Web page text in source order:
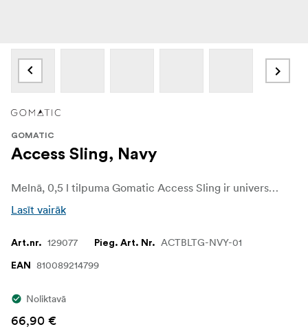
GOMATIC
Access Sling, Navy
Melnā, 0,5 l tilpuma Gomatic Access Sling ir universāls ikdienas sabiedrotais, ko var nēsāt ap vidukli vai pārmest pār plecu. Galvenajā nodalījumā ir tīklveida kabatas organizēšanai, kā arī vieta tālrunim un citām nepieciešamajām lietām.
Lasīt vairāk
Art.nr. 129077 Pieg. Art. Nr. ACTBLTG-NVY-01
EAN 810089214799
Noliktavā
66,90 €